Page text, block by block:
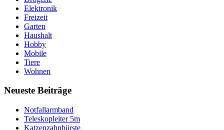
Elektronik
Freizeit
Garten
Haushalt
Hobby
Mobile
Tiere
Wohnen
Neueste Beiträge
Notfallarmband
Teleskopleiter 5m
Katzenzahnbürste